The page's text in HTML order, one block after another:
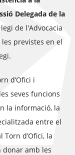
Delegada de la
de l'Advocacia
previstes en el
d’Ofici i
seves funcions
la informació, la
entre el
Torn d’Ofici, la
donar amb les